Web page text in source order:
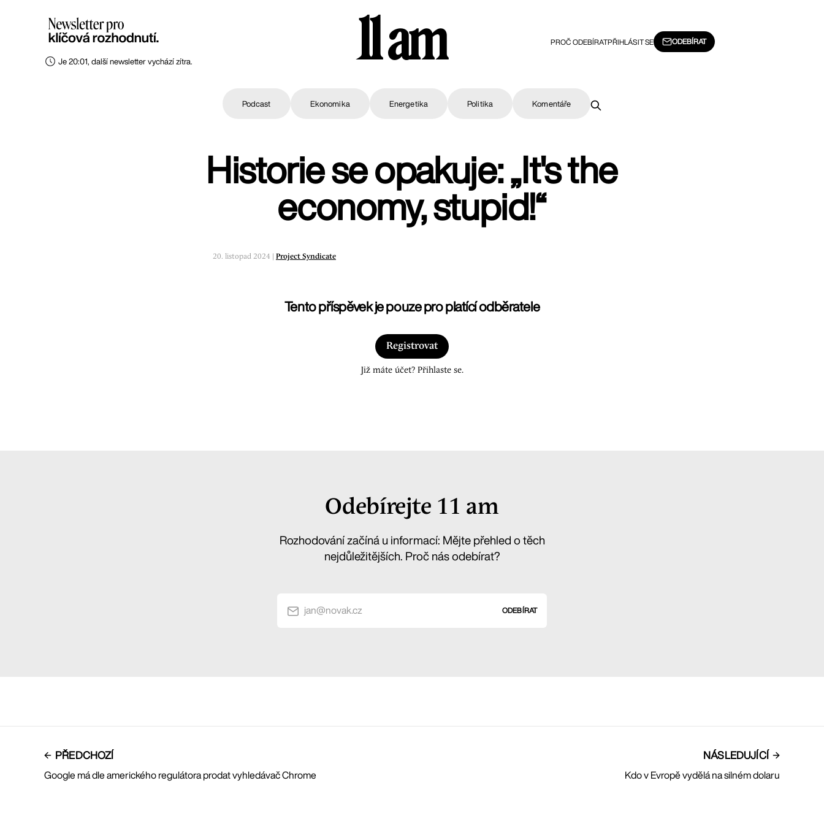
Je 20:01, další newsletter vychází zítra. 11 am PROČ ODEBÍRATPŘIHLÁSIT SE ODEBÍRAT
Podcast Ekonomika Energetika Politika Komentáře
Historie se opakuje: „It's the
economy, stupid!“
20. listopad 2024 | Project Syndicate
Tento příspěvek je pouze pro platící odběratele
Registrovat
Již máte účet? Přihlaste se.
Odebírejte 11 am
Rozhodování začíná u informací: Mějte přehled o těch
nejdůležitějších. Proč nás odebírat?
jan@novak.cz ODEBÍRAT
PŘEDCHOZÍ
Google má dle amerického regulátora prodat vyhledávač Chrome
NÁSLEDUJÍCÍ
Kdo v Evropě vydělá na silném dolaru